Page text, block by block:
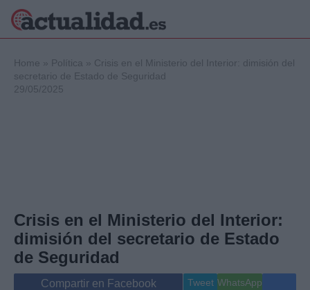
Internacional
Viajes
Gente
Musica
Home » Política » Crisis en el Ministerio del Interior: dimisión del
secretario de Estado de Seguridad
29/05/2025
Crisis en el Ministerio del Interior:
dimisión del secretario de Estado
de Seguridad
Compartir en Facebook Tweet WhatsApp